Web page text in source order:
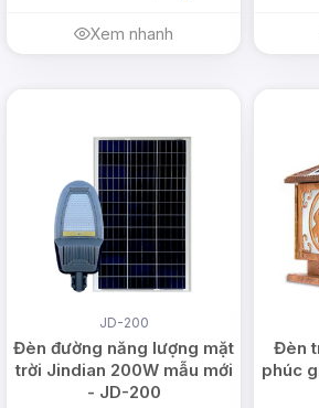
Xem nhanh
JD-200
Đèn đường năng lượng mặt
trời Jindian 200W mẫu mới
- JD-200
Đèn
phúc